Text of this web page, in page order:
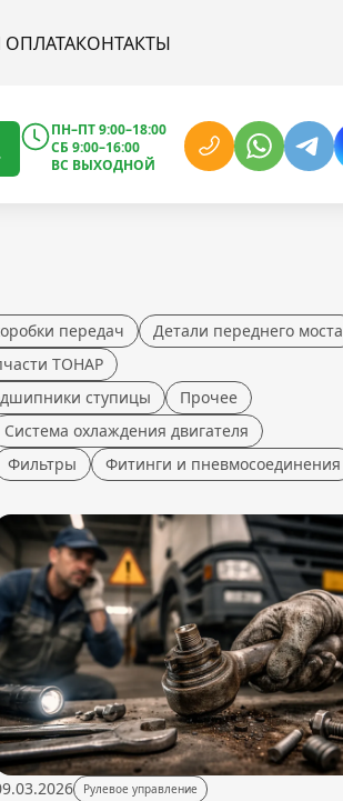
ОПЛАТАКОНТАКТЫ
ПН–ПТ 9:00–18:00
СБ 9:00–16:00
ВС ВЫХОДНОЙ
передач
Детали переднего моста
ТОНАР
ступицы
Прочее
Система охлаждения двигателя
Фильтры
Фитинги и пневмосоединения
Рулевое управление